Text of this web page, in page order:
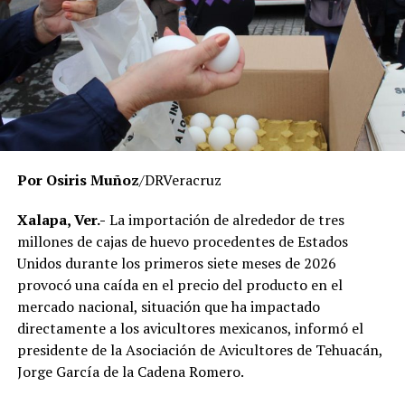
transparencia, privilegiando el servicio que se brinda a
miles de estudiantes en la entidad.
El Gobierno del Estado ha reiterado que las
investigaciones se desarrollan con apego a la ley y
respetando el debido proceso, por lo que hasta el
momento no existe una determinación definitiva sobre
responsabilidades individuales.
señalaron que un grupo de profesores ha manifestado
su inconformidad con el proceso de revisión, al
considerar que las investigaciones podrían afectar
intereses al interior de la institución.
De acuerdo con esos testimonios, el grupo identificado
comoMovimiento Estatal UPAV, integrado
públicamente por Verónica Sánchez Ramos, Mauricio
Por Osiris Muñoz/DRVeracruz
Xalapa, Ver.- La importación de alrededor de tres
millones de cajas de huevo procedentes de Estados
Unidos durante los primeros siete meses de 2026
provocó una caída en el precio del producto en el
mercado nacional, situación que ha impactado
directamente a los avicultores mexicanos, informó el
presidente de la Asociación de Avicultores de Tehuacán,
Jorge García de la Cadena Romero.